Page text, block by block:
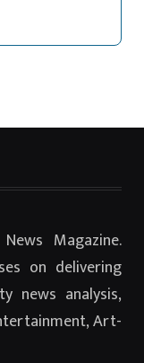
Magazine.
on delivering
news analysis,
Art-